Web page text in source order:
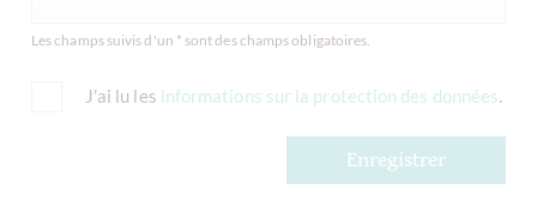
Les champs suivis d'un * sont des champs obligatoires.
J'ai lu les informations sur la protection des données.
Enregistrer